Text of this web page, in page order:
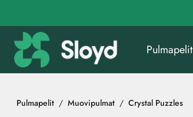
Pulmapelit
Pulmapelit Muovipulmat Crystal Puzzles